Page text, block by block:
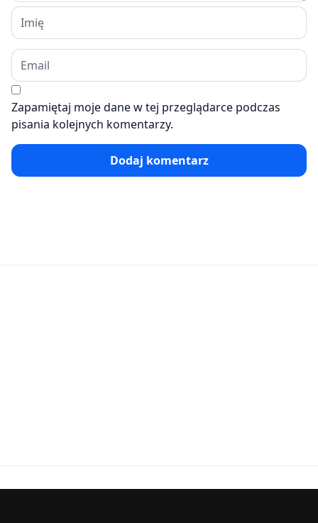
Zapamiętaj moje dane w tej przeglądarce podczas
pisania kolejnych komentarzy.
Dodaj komentarz